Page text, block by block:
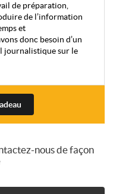
de préparation,
de l’information
et
donc besoin d’un
journalistique sur le
nous de façon